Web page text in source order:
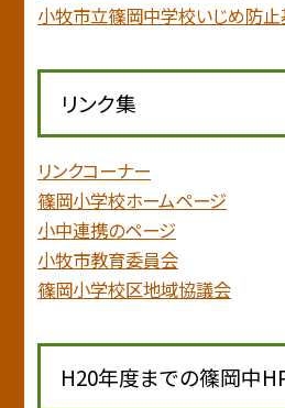
小牧市立篠岡中学校いじめ防
リンク集
リンクコーナー
篠岡小学校ホームページ
小中連携のページ
小牧市教育委員会
篠岡小学校区地域協議会
H20年度までの篠岡中